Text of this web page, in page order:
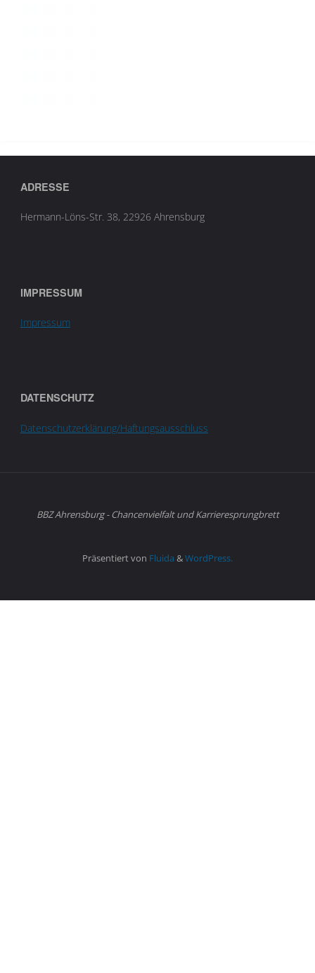
ADRESSE
Hermann-Löns-Str. 38, 22926 Ahrensburg
IMPRESSUM
Impressum
DATENSCHUTZ
Datenschutzerklärung/Haftungsausschluss
BBZ Ahrensburg - Chancenvielfalt und Karrieresprungbrett
Präsentiert von Fluida &WordPress.